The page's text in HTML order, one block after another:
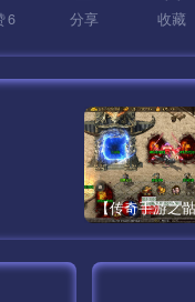
6 分享 收藏